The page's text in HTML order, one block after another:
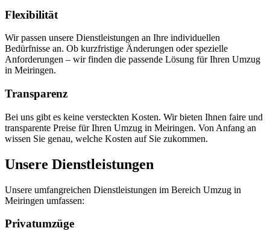
Flexibilität
Wir passen unsere Dienstleistungen an Ihre individuellen
Bedürfnisse an. Ob kurzfristige Änderungen oder spezielle
Anforderungen – wir finden die passende Lösung für Ihren Umzug
in Meiringen.
Transparenz
Bei uns gibt es keine versteckten Kosten. Wir bieten Ihnen faire und
transparente Preise für Ihren Umzug in Meiringen. Von Anfang an
wissen Sie genau, welche Kosten auf Sie zukommen.
Unsere Dienstleistungen
Unsere umfangreichen Dienstleistungen im Bereich Umzug in
Meiringen umfassen:
Privatumzüge